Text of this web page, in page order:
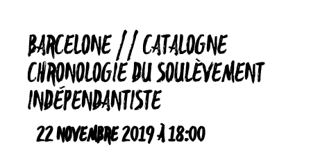
BARCELONE // CATALOGNE
CHRONOLOGIE DU SOULÈVEMENT
INDÉPENDANTISTE
22 NOVEMBRE 2019 À 18:00